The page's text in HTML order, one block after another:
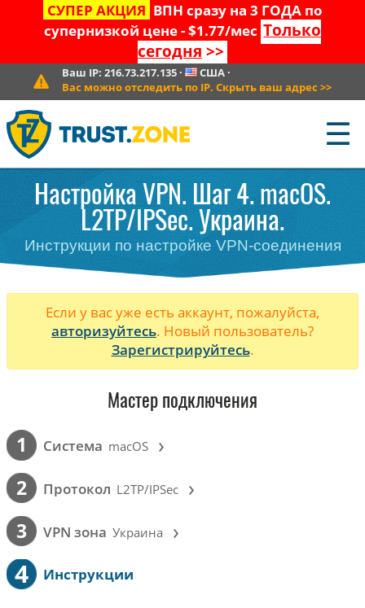
СУПЕР АКЦИЯ ВПН сразу на 3 ГОДА по
супернизкой цене - $1.77/мес Только
сегодня >>
Ваш IP: 216.73.217.135· США·
Вас можно отследить по IP. Скрыть ваш адрес >>
☰
Настройка VPN. Шаг 4. macOS.
L2TP/IPSec. Украина.
Инструкции по настройке VPN-соединения
Если у вас уже есть аккаунт, пожалуйста,
авторизуйтесь. Новый пользователь?
Зарегистрируйтесь.
Мастер подключения
1 Cистема macOS ›
2 Протокол L2TP/IPSec ›
3 VPN зона Украина ›
4 Инструкции